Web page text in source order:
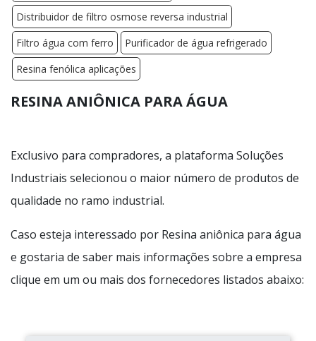
Distribuidor de filtro osmose reversa industrial
Filtro água com ferro
Purificador de água refrigerado
Resina fenólica aplicações
RESINA ANIÔNICA PARA ÁGUA
Exclusivo para compradores, a plataforma Soluções
Industriais selecionou o maior número de produtos de
qualidade no ramo industrial.
Caso esteja interessado por Resina aniônica para água
e gostaria de saber mais informações sobre a empresa
clique em um ou mais dos fornecedores listados abaixo: